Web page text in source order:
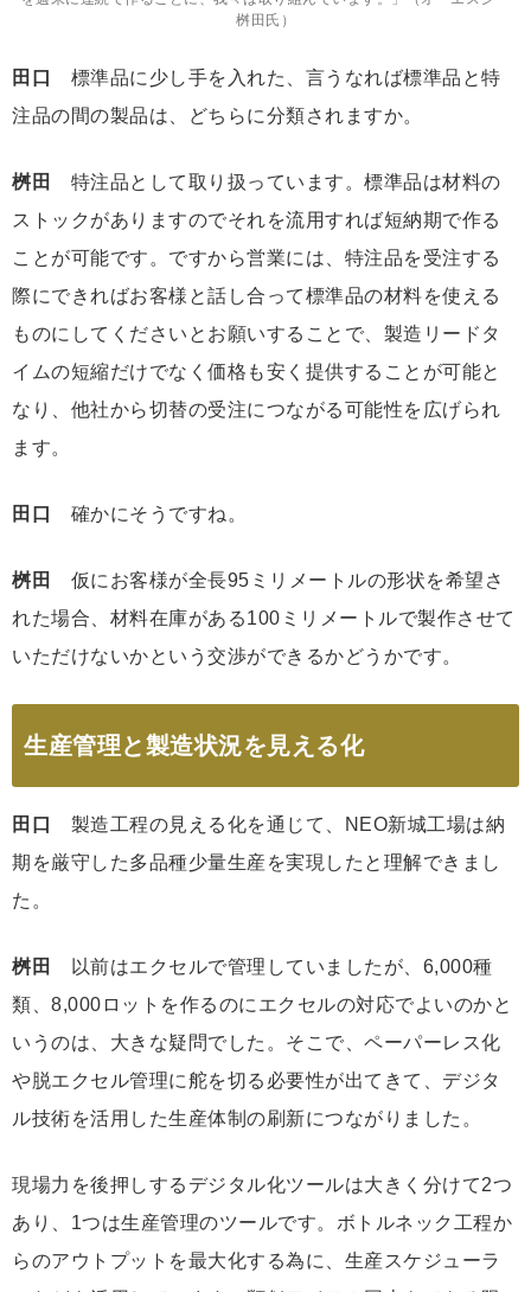
桝田氏）
田口
標準品に少し手を入れた、言うなれば標準品と特
注品の間の製品は、どちらに分類されますか。
桝田
特注品として取り扱っています。標準品は材料の
ストックがありますのでそれを流用すれば短納期で作る
ことが可能です。ですから営業には、特注品を受注する
際にできればお客様と話し合って標準品の材料を使える
ものにしてくださいとお願いすることで、製造リードタ
イムの短縮だけでなく価格も安く提供することが可能と
なり、他社から切替の受注につながる可能性を広げられ
ます。
田口 確かにそうですね。
桝田
仮にお客様が全長95ミリメートルの形状を希望さ
れた場合、材料在庫がある100ミリメートルで製作させて
いただけないかという交渉ができるかどうかです。
生産管理と製造状況を見える化
田口
製造工程の見える化を通じて、NEO新城工場は納
期を厳守した多品種少量生産を実現したと理解できまし
た。
桝田
以前はエクセルで管理していましたが、6,000種
類、8,000ロットを作るのにエクセルの対応でよいのかと
いうのは、大きな疑問でした。そこで、ペーパーレス化
や脱エクセル管理に舵を切る必要性が出てきて、デジタ
ル技術を活用した生産体制の刷新につながりました。
現場力を後押しするデジタル化ツールは大きく分けて2つ
あり、1つは生産管理のツールです。ボトルネック工程か
らのアウトプットを最大化する為に、生産スケジューラ